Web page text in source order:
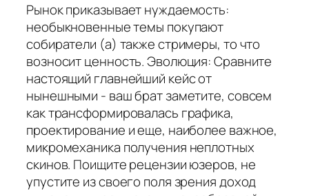
Рынок приказывает нуждаемость:
необыкновенные темы покупают
собиратели (а) также стримеры, то что
возносит ценность. Эволюция: Сравните
настоящий главнейший кейс от
нынешными - ваш брат заметите, совсем
как трансформировалась графика,
проектирование и еще, наиболее важное,
микромеханика получения неплотных
скинов. Поищите рецензии юзеров, не
упустите из своего поля зрения доход